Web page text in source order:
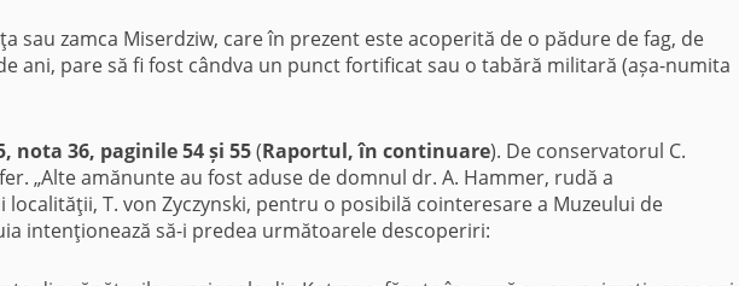
sau zamca Miserdziw, care în prezent este acoperită de o pădure de fag, de
ani, pare să fi fost cândva un punct fortificat sau o tabără militară (așa-numita
nota 36, ​​paginile 54 și 55(Raportul, în continuare). De conservatorul C.
„Alte amănunte au fost aduse de domnul dr. A. Hammer, rudă a
T. von Zyczynski, pentru o posibilă cointeresare a Muzeului de
intenţionează să-i predea următoarele descoperiri: